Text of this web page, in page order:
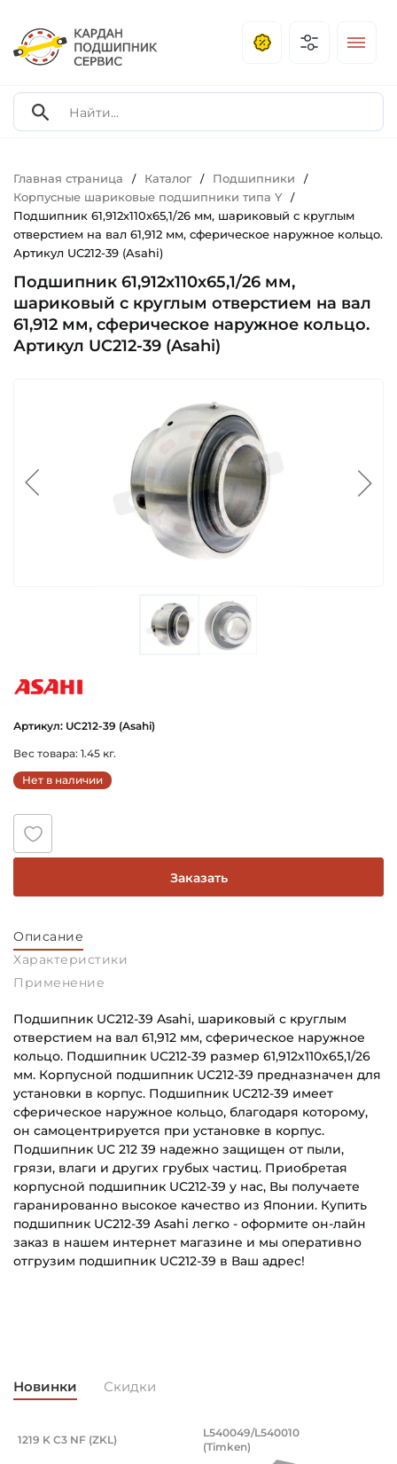
Главная страница / Каталог / Подшипники /
Корпусные шариковые подшипники типа Y /
Подшипник 61,912х110х65,1/26 мм, шариковый с круглым
отверстием на вал 61,912 мм, сферическое наружное кольцо.
Артикул UC212-39 (Asahi)
Подшипник 61,912х110х65,1/26 мм,
шариковый с круглым отверстием на вал
61,912 мм, сферическое наружное кольцо.
Артикул UC212-39 (Asahi)
Артикул: UC212-39 (Asahi)
Вес товара: 1.45 кг.
Нет в наличии
Заказать
Описание
Характеристики
Применение
Подшипник UC212-39 Asahi, шариковый с круглым
отверстием на вал 61,912 мм, сферическое наружное
кольцо. Подшипник UC212-39 размер 61,912х110х65,1/26
мм. Корпусной подшипник UC212-39 предназначен для
установки в корпус. Подшипник UC212-39 имеет
сферическое наружное кольцо, благодаря которому,
он самоцентрируется при установке в корпус.
Подшипник UC 212 39 надежно защищен от пыли,
грязи, влаги и других грубых частиц. Приобретая
корпусной подшипник UC212-39 у нас, Вы получаете
гаранированно высокое качество из Японии. Купить
подшипник UC212-39 Asahi легко - оформите он-лайн
заказ в нашем интернет магазине и мы оперативно
отгрузим подшипник UC212-39 в Ваш адрес!
Ширина внутреннего кольца (B):
Новинки Скидки
Артикул 94871
8x50 мм, оцинкованный.
разводной 8x50 мм, оцинкованный.
Подшипник 95х170х32 мм, шариковый
Подшипник 95х170х32 мм, шариковый двухрядный,
1219 K C3 NF (ZKL) Подшипник
Подшипник
L540049/L540010
(Timken)